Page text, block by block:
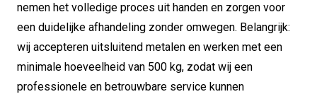
nemen het volledige proces uit handen en zorgen voor
een duidelijke afhandeling zonder omwegen. Belangrijk:
wij accepteren uitsluitend metalen en werken met een
minimale hoeveelheid van 500 kg, zodat wij een
professionele en betrouwbare service kunnen